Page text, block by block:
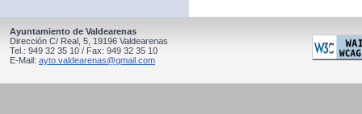
Ayuntamiento de Valdearenas
Dirección C/ Real, 5, 19196 Valdearenas
Tel.: 949 32 35 10 / Fax: 949 32 35 10
E-Mail: ayto.valdearenas@gmail.com